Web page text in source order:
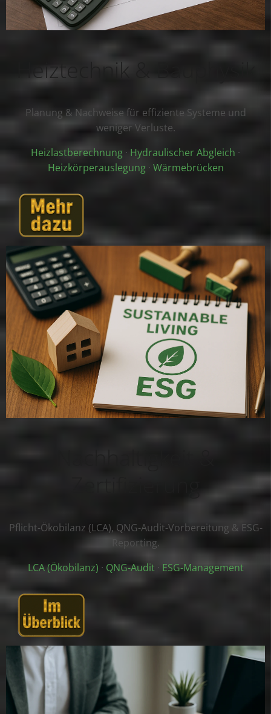
Heiztechnik & Bauphysik
Planung & Nachweise für effiziente Systeme und
weniger Verluste.
Heizlastberechnung · Hydraulischer Abgleich ·
Heizkörperauslegung· Wärmebrücken
Pflicht-Ökobilanz (LCA), QNG-Audit-Vorbereitung & ESG-
Reporting.
LCA (Ökobilanz) · QNG-Audit· ESG-Management